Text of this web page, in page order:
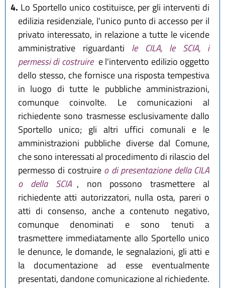
4. Lo Sportello unico costituisce, per gli interventi di
edilizia residenziale, l'unico punto di accesso per il
privato interessato, in relazione a tutte le vicende
amministrative riguardanti le CILA, le SCIA, i
permessi di costruire e l'intervento edilizio oggetto
dello stesso, che fornisce una risposta tempestiva
in luogo di tutte le pubbliche amministrazioni,
comunque coinvolte. Le comunicazioni al
richiedente sono trasmesse esclusivamente dallo
Sportello unico; gli altri uffici comunali e le
amministrazioni pubbliche diverse dal Comune,
che sono interessati al procedimento di rilascio del
permesso di costruire o di presentazione della CILA
o della SCIA , non possono trasmettere al
richiedente atti autorizzatori, nulla osta, pareri o
atti di consenso, anche a contenuto negativo,
comunque denominati e sono tenuti a
trasmettere immediatamente allo Sportello unico
le denunce, le domande, le segnalazioni, gli atti e
la documentazione ad esse eventualmente
presentati, dandone comunicazione al richiedente.